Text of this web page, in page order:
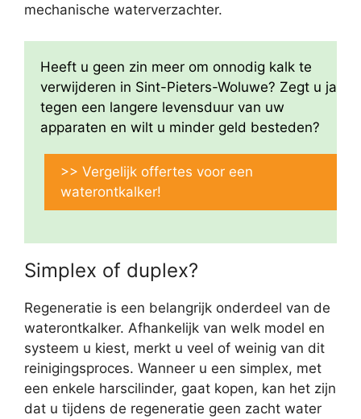
mechanische waterverzachter.
Heeft u geen zin meer om onnodig kalk te
verwijderen in Sint-Pieters-Woluwe? Zegt u ja
tegen een langere levensduur van uw
apparaten en wilt u minder geld besteden?
>> Vergelijk offertes voor een
waterontkalker!
Simplex of duplex?
Regeneratie is een belangrijk onderdeel van de
waterontkalker. Afhankelijk van welk model en
systeem u kiest, merkt u veel of weinig van dit
reinigingsproces. Wanneer u een simplex, met
een enkele harscilinder, gaat kopen, kan het zijn
dat u tijdens de regeneratie geen zacht water